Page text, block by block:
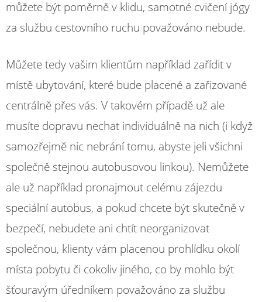
můžete být poměrně v klidu, samotné cvičení jógy
za službu cestovního ruchu považováno nebude.
Můžete tedy vašim klientům například zařídit v
místě ubytování, které bude placené a zařizované
centrálně přes vás. V takovém případě už ale
musíte dopravu nechat individuálně na nich (i když
samozřejmě nic nebrání tomu, abyste jeli všichni
společně stejnou autobusovou linkou). Nemůžete
ale už například pronajmout celému zájezdu
speciální autobus, a pokud chcete být skutečně v
bezpečí, nebudete ani chtít neorganizovat
společnou, klienty vám placenou prohlídku okolí
místa pobytu či cokoliv jiného, co by mohlo být
šťouravým úředníkem považováno za službu